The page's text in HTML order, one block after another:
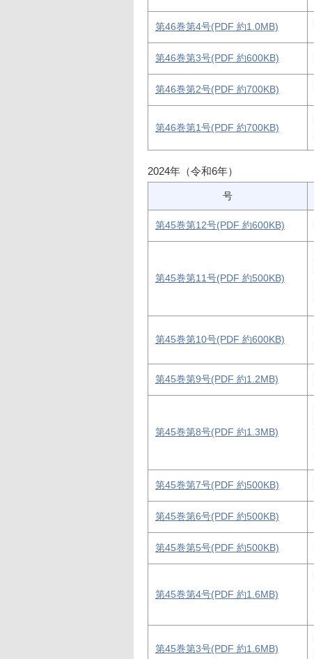
第46巻第4号(PDF 約1.0MB)
第46巻第3号(PDF 約600KB)
第46巻第2号(PDF 約700KB)
第46巻第1号(PDF 約700KB)
2024年（令和6年）
号
第45巻第12号(PDF 約600KB)
第45巻第11号(PDF 約500KB)
第45巻第10号(PDF 約600KB)
第45巻第9号(PDF 約1.2MB)
第45巻第8号(PDF 約1.3MB)
第45巻第7号(PDF 約500KB)
第45巻第6号(PDF 約500KB)
第45巻第5号(PDF 約500KB)
第45巻第4号(PDF 約1.6MB)
第45巻第3号(PDF 約1.6MB)